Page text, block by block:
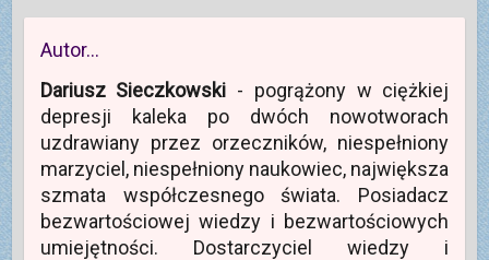
Autor…
Dariusz Sieczkowski - pogrążony w ciężkiej
depresji kaleka po dwóch nowotworach
uzdrawiany przez orzeczników, niespełniony
marzyciel, niespełniony naukowiec, największa
szmata współczesnego świata. Posiadacz
bezwartościowej wiedzy i bezwartościowych
umiejętności. Dostarczyciel wiedzy i